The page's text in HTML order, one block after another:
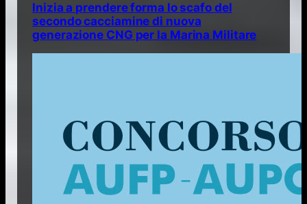
Inizia a prendere forma lo scafo del
secondo cacciamine di nuova
generazione CNG per la Marina Militare